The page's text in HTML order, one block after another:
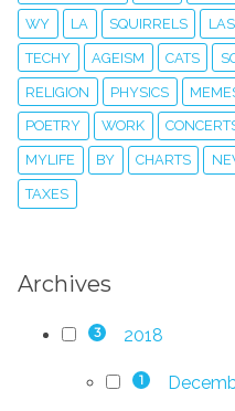
WY LA SQUIRRELS
TECHY AGEISM CATS
RELIGION PHYSICS
POETRY WORK
MYLIFE BY CHARTS
TAXES
Archives
3 2018
1